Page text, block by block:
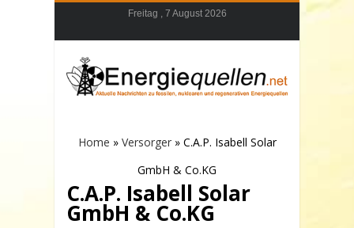
Freitag , 7 August 2026
Home » Versorger» C.A.P. Isabell Solar
GmbH & Co.KG
C.A.P. Isabell Solar
GmbH & Co.KG